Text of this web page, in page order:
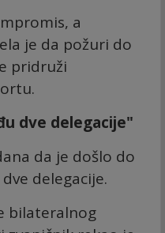
a
je da požuri do
pridruži
dve delegacije"
da je došlo do
delegacije.
bilateralnog